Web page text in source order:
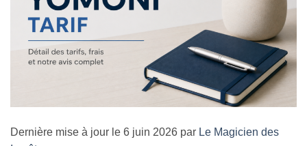
Dernière mise à jour le 6 juin 2026 par Le Magicien des